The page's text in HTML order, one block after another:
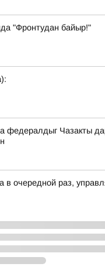
"Фронтудан байыр!"
федералдыг Чазакты
в очередной раз,